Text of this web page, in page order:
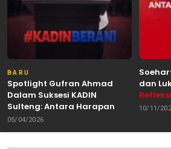
BARU
Spotlight Gufran Ahmad
Dalam Suksesi KADIN
Sulteng: Antara Harapan
dan Kebutuhan Perubahan
Oleh: Anshar Munir
05/04/2026
dan
10/11/